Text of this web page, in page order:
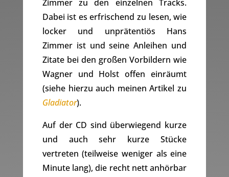
Zimmer zu den einzelnen Tracks.
Dabei ist es erfrischend zu lesen, wie
locker und unprätentiös Hans
Zimmer ist und seine Anleihen und
Zitate bei den großen Vorbildern wie
Wagner und Holst offen einräumt
(siehe hierzu auch meinen Artikel zu
Gladiator).
Auf der CD sind überwiegend kurze
und auch sehr kurze Stücke
vertreten (teilweise weniger als eine
Minute lang), die recht nett anhörbar